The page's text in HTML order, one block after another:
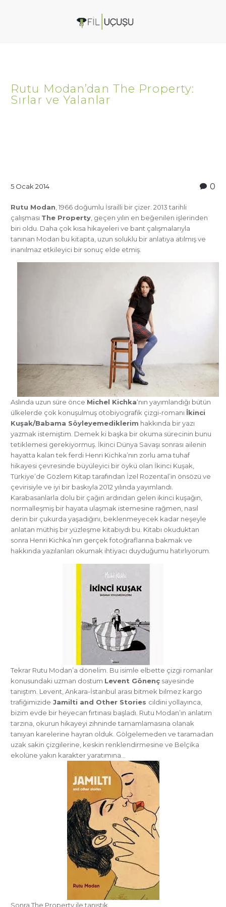
Rutu Modan’dan The Property:
Sırlar ve Yalanlar
0
5 Ocak 2014
Rutu Modan , 1966 doğumlu İsrailli bir çizer. 2013 tarihli
çalışması The Property , geçen yılın en beğenilen işlerinden
biri oldu. Daha çok kısa hikayeleri ve bant çalışmalarıyla
tanınan Modan bu kitapta, uzun soluklu bir anlatıya atılmış ve
inanılmaz etkileyici bir sonuç elde etmiş.
Aslında uzun süre önce Michel Kichka‘nın yayımlandığı bütün
ülkelerde çok konuşulmuş otobiyografik çizgi-romanı İkinci
Kuşak/Babama Söyleyemediklerim hakkında bir yazı
yazmak istemiştim. Demek ki başka bir okuma sürecinin bunu
tetiklemesi gerekiyormuş. İkinci Dünya Savaşı sonrası ailenin
hayatta kalan tek ferdi Henri Kichka’nın zorlu ama tuhaf
hikayesi çevresinde büyüleyici bir öykü olan İkinci Kuşak,
Türkiye’de Gözlem Kitap tarafından İzel Rozental’in önsözü ve
çevirisiyle ve iyi bir baskıyla 2012 yılında yayımlandı.
Karabasanlarla dolu bir çağın ardından gelen ikinci kuşağın,
normalleşmiş bir hayata ulaşmak istemesine rağmen, nasıl
derin bir çukurda yaşadığını, beklenmeyecek kadar neşeyle
anlatan müthiş bir yüzleşme kitabıydı bu. Kitabı okuduktan
sonra Henri Kichka’nın gerçek fotoğraflarına bakmak ve
hakkında yazılanları okumak ihtiyacı duyduğumu hatırlıyorum.
Tekrar Rutu Modan’a dönelim. Bu isimle elbette çizgi romanlar
konusundaki uzman dostum Levent Gönenç sayesinde
tanıştım. Levent, Ankara-İstanbul arası bitmek bilmez kargo
trafiğimizide Jamilti and Other Stories cildini yollayınca,
bizim evde bir heyecan fırtınası başladı. Rutu Modan’ın anlatım
tarzına, okurun hikayeyi zihninde tamamlamasına olanak
tanıyan karelerine hayran olduk. Gölgelemeden ve taramadan
uzak sakin çizgilerine, keskin renklendirmesine ve Belçika
ekolüne yakın karakter yaratımına…
Sonra The Property ile tanıştık.